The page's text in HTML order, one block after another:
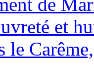
de
et
le